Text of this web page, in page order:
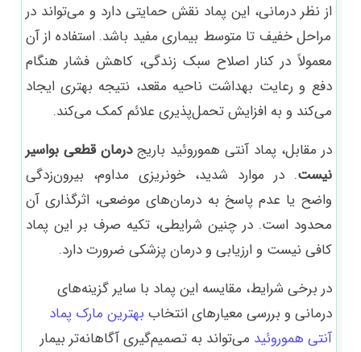
از نظر درمانی، این پماد نقش حمایتی دارد و می‌تواند در
مراحل خفیف تا متوسط بیماری مفید باشد. استفاده از آن
معمولاً در کنار اصلاح سبک زندگی، کاهش فشار هنگام
دفع و رعایت بهداشت ناحیه مقعد، نتیجه بهتری ایجاد
می‌کند و به افزایش تحمل‌پذیری علائم کمک می‌کند.
در مقابل، پماد آنتی هموروئید باریجدرمان قطعی بواسیر
نیست. در موارد شدید، خونریزی مداوم، بیرون‌زدگی
واضح یا عدم پاسخ به درمان‌های موضعی، اثرگذاری آن
محدود است. در چنین شرایطی، تکیه صرف بر این پماد
کافی نیست و ارزیابی و درمان پزشکی ضرورت دارد.
در برخی شرایط، مقایسه این پماد با سایر گزینه‌های
درمانی و بررسی معیارهای انتخاب بهترین مارک پماد
آنتی هموروئید می‌تواند به تصمیم‌گیری آگاهانه‌تر بیمار